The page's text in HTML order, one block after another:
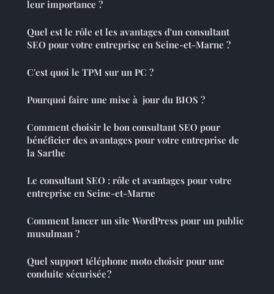
leur importance ?
Quel est le rôle et les avantages d'un consultant
SEO pour votre entreprise en Seine-et-Marne ?
C'est quoi le TPM sur un PC ?
Pourquoi faire une mise à jour du BIOS ?
Comment choisir le bon consultant SEO pour
bénéficier des avantages pour votre entreprise de
la Sarthe
Le consultant SEO : rôle et avantages pour votre
entreprise en Seine-et-Marne
Comment lancer un site WordPress pour un public
musulman ?
Quel support téléphone moto choisir pour une
conduite sécurisée ?